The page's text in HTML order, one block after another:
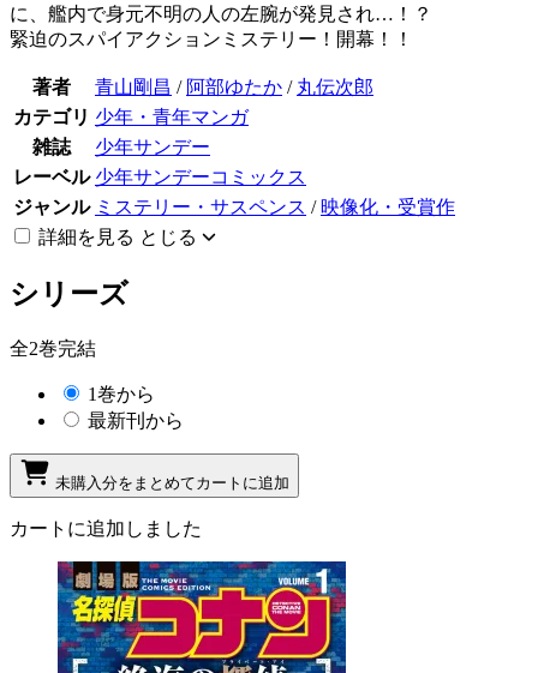
に、艦内で身元不明の人の左腕が発見され…！？
緊迫のスパイアクションミステリー！開幕！！
著者 青山剛昌 / 阿部ゆたか / 丸伝次郎
カテゴリ 少年・青年マンガ
雑誌
少年サンデー
レーベル 少年サンデーコミックス
ジャンル ミステリー・サスペンス / 映像化・受賞作
詳細を見る とじる
シリーズ
全2巻完結
1巻から
最新刊から
未購入分をまとめてカートに追加
カートに追加しました